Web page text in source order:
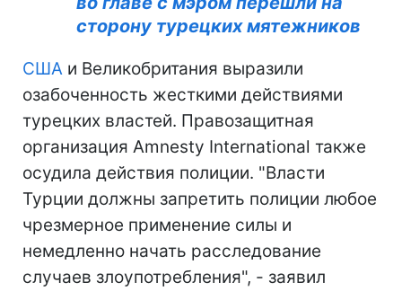
сторону турецких мятежников
США и Великобритания выразили
озабоченность жесткими действиями
турецких властей. Правозащитная
организация Amnesty International также
осудила действия полиции. "Власти
Турции должны запретить полиции любое
чрезмерное применение силы и
немедленно начать расследование
случаев злоупотребления", - заявил